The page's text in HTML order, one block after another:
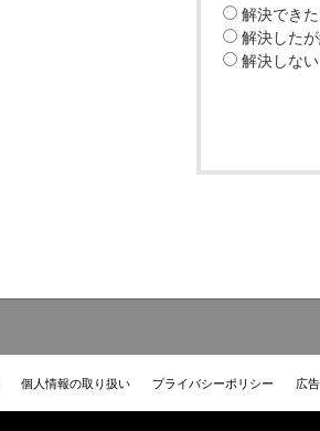
解決できた
解決した
解決しない
個人情報の取り扱い プライバシーポリシー 広